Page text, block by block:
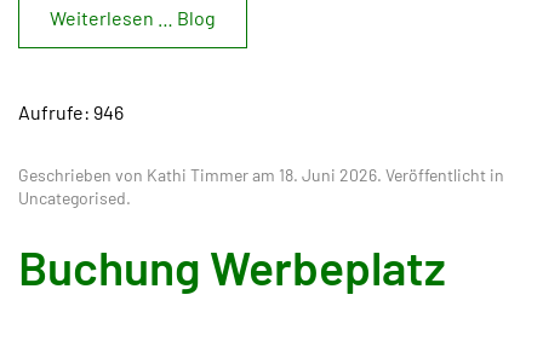
Weiterlesen … Blog
Aufrufe: 946
Geschrieben von Kathi Timmer am 18. Juni 2026. Veröffentlicht in
Uncategorised.
Buchung Werbeplatz